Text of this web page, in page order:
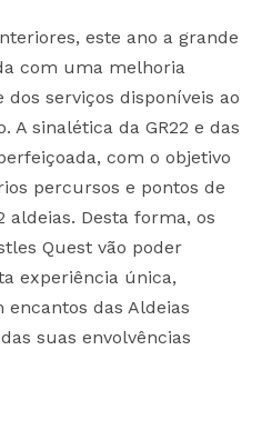
este ano a grande
com uma melhoria
serviços disponíveis ao
A sinalética da GR22 e das
com o objetivo
percursos e pontos de
aldeias. Desta forma, os
Quest vão poder
experiência única,
das Aldeias
suas envolvências